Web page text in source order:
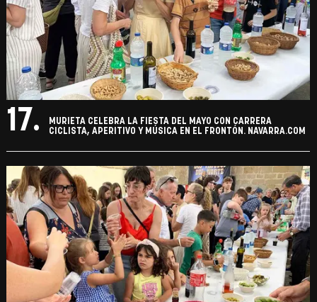
17.
MURIETA CELEBRA LA FIESTA DEL MAYO CON CARRERA
CICLISTA, APERITIVO Y MÚSICA EN EL FRONTÓN. NAVARRA.COM